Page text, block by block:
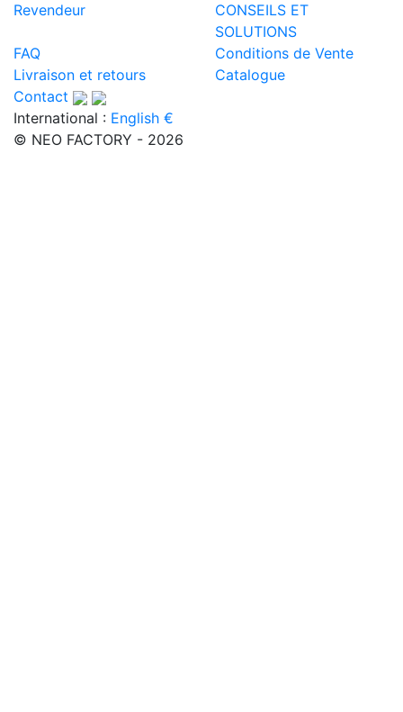
Revendeur
CONSEILS ET
SOLUTIONS
FAQ
Conditions de Vente
Livraison et retours
Catalogue
Contact
International : English €
© NEO FACTORY - 2026